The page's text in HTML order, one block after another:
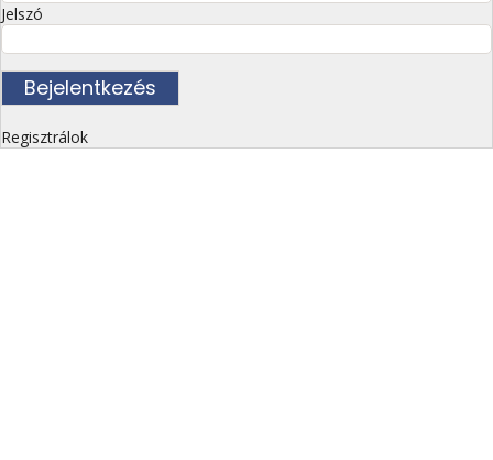
Jelszó
Regisztrálok